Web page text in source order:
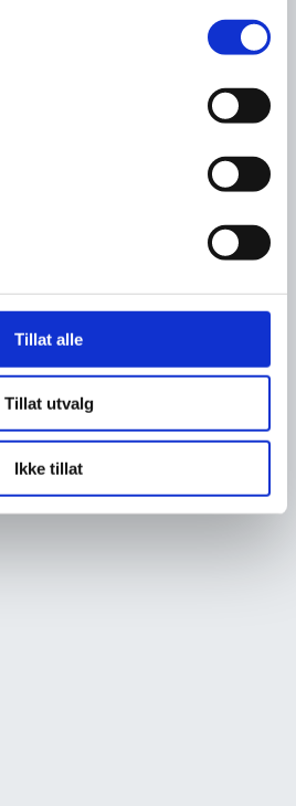
Tillat alle
Tillat utvalg
Ikke tillat